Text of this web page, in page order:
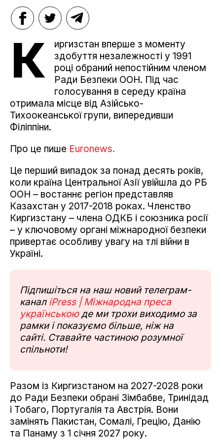
К
иргизстан вперше з моменту
здобуття незалежності у 1991
році обраний непостійним членом
Ради Безпеки ООН. Під час
голосування в середу країна
отримала місце від Азійсько-
Тихоокеанської групи, випередивши
Філіппіни.
Про це пише Euronews.
Це перший випадок за понад десять років,
коли країна Центральної Азії увійшла до РБ
ООН – востаннє регіон представляв
Казахстан у 2017-2018 роках. Членство
Киргизстану – члена ОДКБ і союзника росії
– у ключовому органі міжнародної безпеки
привертає особливу увагу на тлі війни в
Україні.
Підпишіться на наш новий телеграм-
канал iPress | Міжнародна преса
українськоюде ми трохи виходимо за
рамки і показуємо більше, ніж на
сайті. Ставайте частиною розумної
спільноти!
Разом із Киргизстаном на 2027-2028 роки
до Ради Безпеки обрані Зімбабве, Тринідад
і Тобаго, Португалія та Австрія. Вони
замінять Пакистан, Сомалі, Грецію, Данію
та Панаму з 1 січня 2027 року.